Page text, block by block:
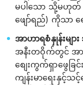
မပါသော သို့မဟုတ်
ဖျော်ရည်) ကိုသာ ရေ
အာဟာရစံနှုန်းမျာ
အနီးတဝိုက်တွင် အား
စျေးကွက်ရှာဖွေခ
ကျန်းမာရေးနှင့်သ